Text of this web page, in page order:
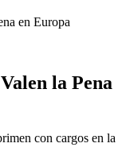
en Europa
la Pena
con cargos en la